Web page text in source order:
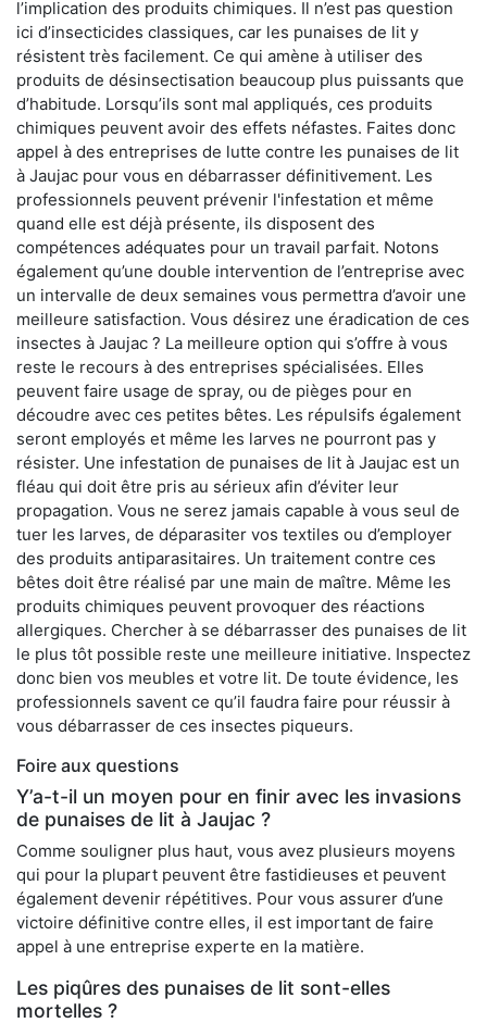
l’implication des produits chimiques. Il n’est pas question
ici d’insecticides classiques, car les punaises de lit y
résistent très facilement. Ce qui amène à utiliser des
produits de désinsectisation beaucoup plus puissants que
d’habitude. Lorsqu’ils sont mal appliqués, ces produits
chimiques peuvent avoir des effets néfastes. Faites donc
appel à des entreprises de lutte contre les punaises de lit
à Jaujac pour vous en débarrasser définitivement. Les
professionnels peuvent prévenir l'infestation et même
quand elle est déjà présente, ils disposent des
compétences adéquates pour un travail parfait. Notons
également qu’une double intervention de l’entreprise avec
un intervalle de deux semaines vous permettra d’avoir une
meilleure satisfaction. Vous désirez une éradication de ces
insectes à Jaujac ? La meilleure option qui s’offre à vous
reste le recours à des entreprises spécialisées. Elles
peuvent faire usage de spray, ou de pièges pour en
découdre avec ces petites bêtes. Les répulsifs également
seront employés et même les larves ne pourront pas y
résister. Une infestation de punaises de lit à Jaujac est un
fléau qui doit être pris au sérieux afin d’éviter leur
propagation. Vous ne serez jamais capable à vous seul de
tuer les larves, de déparasiter vos textiles ou d’employer
des produits antiparasitaires. Un traitement contre ces
bêtes doit être réalisé par une main de maître. Même les
produits chimiques peuvent provoquer des réactions
allergiques. Chercher à se débarrasser des punaises de lit
le plus tôt possible reste une meilleure initiative. Inspectez
donc bien vos meubles et votre lit. De toute évidence, les
professionnels savent ce qu’il faudra faire pour réussir à
vous débarrasser de ces insectes piqueurs.
Foire aux questions
Y’a-t-il un moyen pour en finir avec les invasions
de punaises de lit à Jaujac ?
Comme souligner plus haut, vous avez plusieurs moyens
qui pour la plupart peuvent être fastidieuses et peuvent
également devenir répétitives. Pour vous assurer d’une
victoire définitive contre elles, il est important de faire
appel à une entreprise experte en la matière.
Les piqûres des punaises de lit sont-elles
mortelles ?